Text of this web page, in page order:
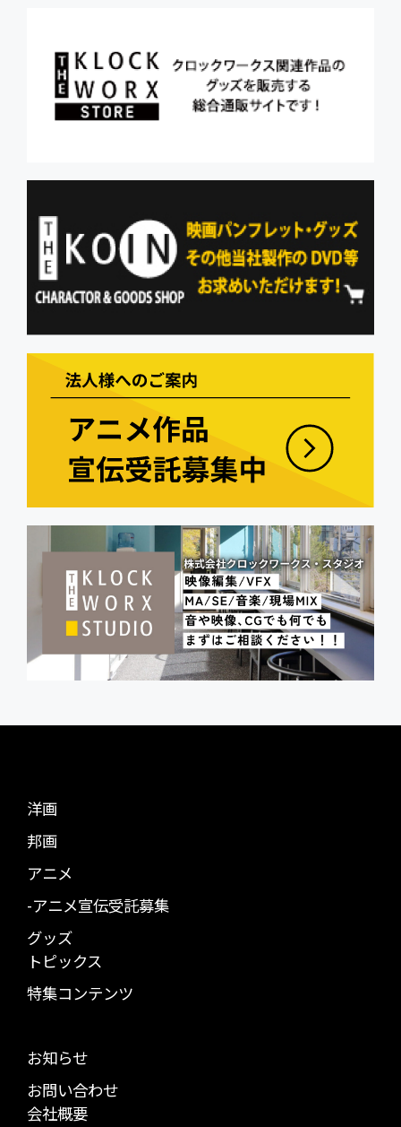
洋画
邦画
アニメ
-アニメ宣伝受託募集
グッズ
トピックス
特集コンテンツ
お知らせ
お問い合わせ
会社概要